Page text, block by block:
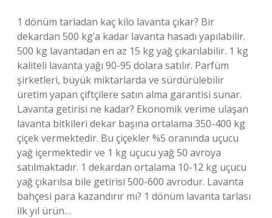
1 dönüm tarladan kaç kilo lavanta çıkar? Bir
dekardan 500 kg’a kadar lavanta hasadı yapılabilir.
500 kg lavantadan en az 15 kg yağ çıkarılabilir. 1 kg
kaliteli lavanta yağı 90-95 dolara satılır. Parfüm
şirketleri, büyük miktarlarda ve sürdürülebilir
üretim yapan çiftçilere satın alma garantisi sunar.
Lavanta getirisi ne kadar? Ekonomik verime ulaşan
lavanta bitkileri dekar başına ortalama 350-400 kg
çiçek vermektedir. Bu çiçekler %5 oranında uçucu
yağ içermektedir ve 1 kg uçucu yağ 50 avroya
satılmaktadır. 1 dekardan ortalama 10-12 kg uçucu
yağ çıkarılsa bile getirisi 500-600 avrodur. Lavanta
bahçesi para kazandırır mı? 1 dönüm lavanta tarlası
ilk yıl ürün…